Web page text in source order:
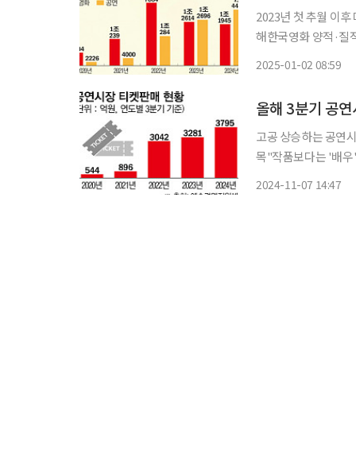
2023년 첫 추월 이
해한국영화 양적·질
2025-01-02 08:59
올해 3분기 공
고공 상승하는 공연
목"작품보다는 '배우'에 따라 관람 수요
2024-11-07 14:47